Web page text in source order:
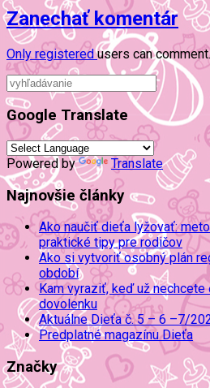
Zanechať komentár
Only registeredusers can comment.
Google Translate
Powered by Translate
Najnovšie články
Ako naučiť dieťa lyžovať:
praktické tipy pre rodičov
Ako si vytvoriť osobný plán
období
Kam vyraziť, keď už nechcete
dovolenku
Aktuálne Dieťa č. 5 – 6 –7/
Predplatné magazínu Dieťa
Značky